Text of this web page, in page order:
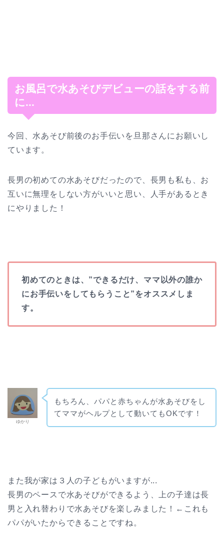
お風呂で水あそびデビューの話をする前
に...
今回、水あそび前後のお手伝いを旦那さんにお願いし
ています。
長男の初めての水あそびだったので、長男も私も、お
互いに無理をしない方がいいと思い、人手があるとき
にやりました！
初めてのときは、”できるだけ、ママ以外の誰か
にお手伝いをしてもらうこと”をオススメしま
す。
ゆかり
もちろん、パパと赤ちゃんが水あそびをし
てママがヘルプとして動いてもOKです！
また我が家は３人の子どもがいますが...
長男のペースで水あそびができるよう、上の子達は長
男と入れ替わりで水あそびを楽しみました！
←これも
パパがいたからできることですね。